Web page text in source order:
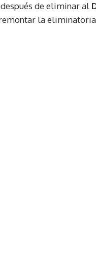
de eliminar al
la